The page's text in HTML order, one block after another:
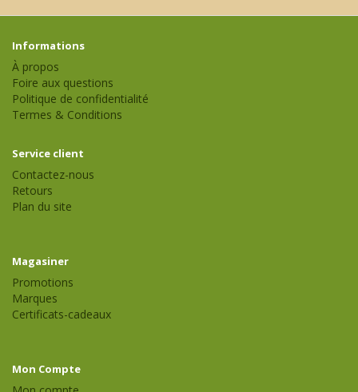
Informations
À propos
Foire aux questions
Politique de confidentialité
Termes & Conditions
Service client
Contactez-nous
Retours
Plan du site
Magasiner
Promotions
Marques
Certificats-cadeaux
Mon Compte